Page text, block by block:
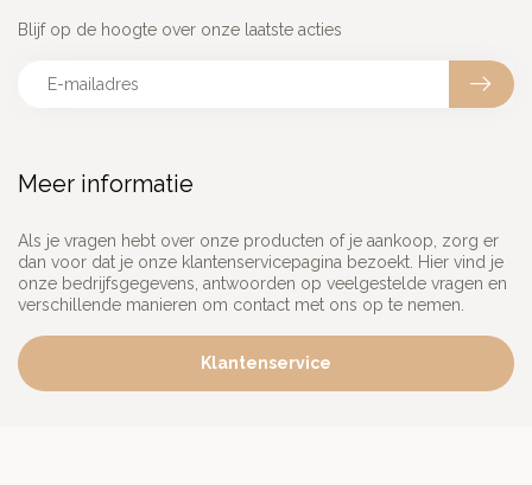
Meer informatie
Als je vragen hebt over onze producten of je aankoop, zorg er
dan voor dat je onze klantenservicepagina bezoekt. Hier vind je
onze bedrijfsgegevens, antwoorden op veelgestelde vragen en
verschillende manieren om contact met ons op te nemen.
Klantenservice
Blijf op de hoogte over onze laatste acties